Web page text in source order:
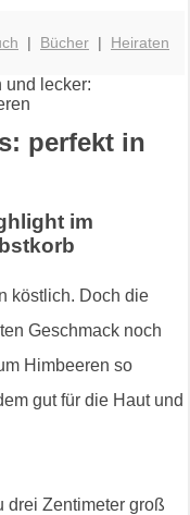
| Bücher | Heiraten
perfekt in
im
köstlich. Doch die
Geschmack noch
Himbeeren so
gut für die Haut und
drei Zentimeter groß